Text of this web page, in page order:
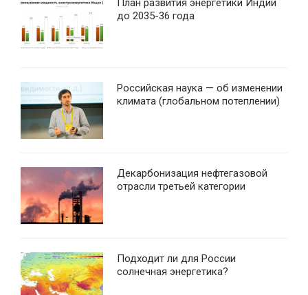
План развития энергетики Индии
до 2035-36 года
Российская наука — об изменении
климата (глобальном потеплении)
Декарбонизация нефтегазовой
отрасли третьей категории
Подходит ли для России
солнечная энергетика?